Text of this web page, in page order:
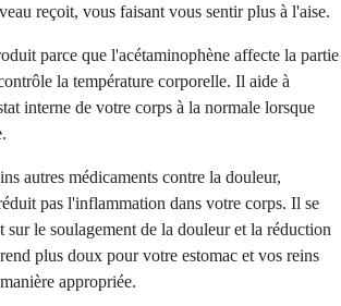
reçoit, vous faisant vous sentir plus à l'aise.
parce que l'acétaminophène affecte la partie
la température corporelle. Il aide à
interne de votre corps à la normale lorsque
autres médicaments contre la douleur,
pas l'inflammation dans votre corps. Il se
sur le soulagement de la douleur et la réduction
plus doux pour votre estomac et vos reins
appropriée.